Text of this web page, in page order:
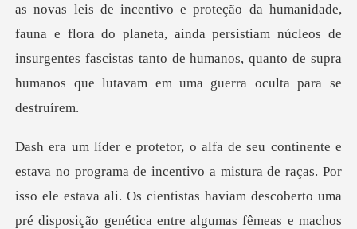
as novas leis de incentivo e proteção da humanidade,
fauna e f
pré disposição genética entre algumas fêmeas e machos